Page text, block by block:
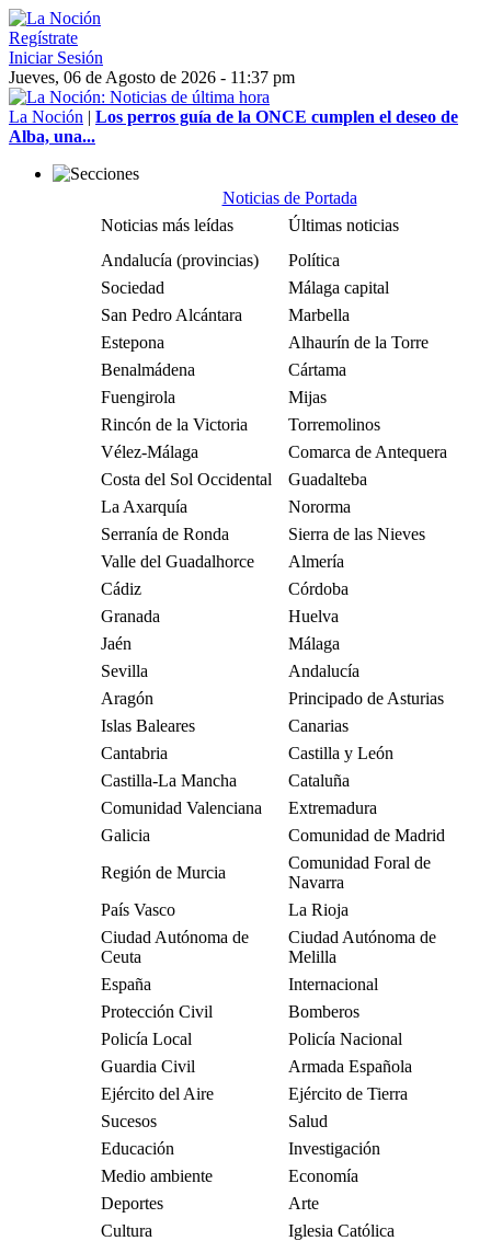
Regístrate
Iniciar Sesión
Jueves, 06 de Agosto de 2026 - 11:37 pm
La Noción | Los perros guía de la ONCE cumplen el deseo de
Alba, una...
Noticias de Portada
Noticias más leídas
Últimas noticias
Andalucía (provincias)
Política
Sociedad
Málaga capital
San Pedro Alcántara
Marbella
Estepona
Alhaurín de la Torre
Benalmádena
Cártama
Fuengirola
Mijas
Rincón de la Victoria
Torremolinos
Vélez-Málaga
Comarca de Antequera
Costa del Sol Occidental
Guadalteba
La Axarquía
Nororma
Serranía de Ronda
Sierra de las Nieves
Valle del Guadalhorce
Almería
Cádiz
Córdoba
Granada
Huelva
Jaén
Málaga
Sevilla
Andalucía
Aragón
Principado de Asturias
Islas Baleares
Canarias
Cantabria
Castilla y León
Castilla-La Mancha
Cataluña
Comunidad Valenciana
Extremadura
Galicia
Comunidad de Madrid
Región de Murcia
Comunidad Foral de
Navarra
País Vasco
La Rioja
Ciudad Autónoma de
Ceuta
Ciudad Autónoma de
Melilla
España
Internacional
Protección Civil
Bomberos
Policía Local
Policía Nacional
Guardia Civil
Armada Española
Ejército del Aire
Ejército de Tierra
Sucesos
Salud
Educación
Investigación
Medio ambiente
Economía
Deportes
Arte
Cultura
Iglesia Católica